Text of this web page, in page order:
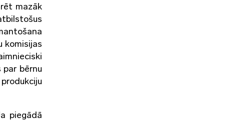
mazāk
komisijas
bērnu
piegādā